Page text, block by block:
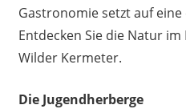
Gastronomie setzt auf eine
Entdecken Sie die Natur
Wilder Kermeter.
Die Jugendherberge